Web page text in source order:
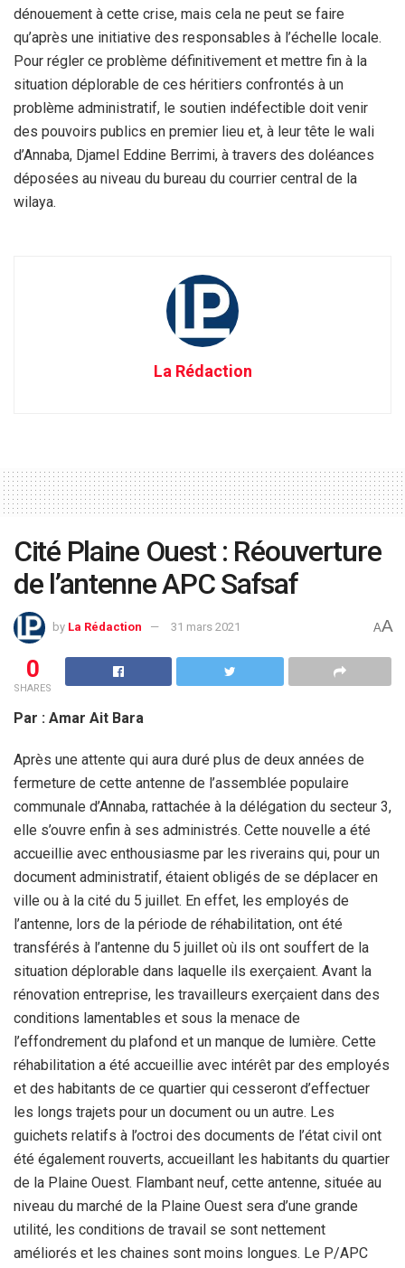
dénouement à cette crise, mais cela ne peut se faire
qu’après une initiative des responsables à l’échelle locale.
Pour régler ce problème définitivement et mettre fin à la
situation déplorable de ces héritiers confrontés à un
problème administratif, le soutien indéfectible doit venir
des pouvoirs publics en premier lieu et, à leur tête le wali
d’Annaba, Djamel Eddine Berrimi, à travers des doléances
déposées au niveau du bureau du courrier central de la
wilaya.
La Rédaction
Cité Plaine Ouest : Réouverture
de l’antenne APC Safsaf
by La Rédaction 31 mars 2021 AA
0
SHARES
Par : Amar Ait Bara
Après une attente qui aura duré plus de deux années de
fermeture de cette antenne de l’assemblée populaire
communale d’Annaba, rattachée à la délégation du secteur 3,
elle s’ouvre enfin à ses administrés. Cette nouvelle a été
accueillie avec enthousiasme par les riverains qui, pour un
document administratif, étaient obligés de se déplacer en
ville ou à la cité du 5 juillet. En effet, les employés de
l’antenne, lors de la période de réhabilitation, ont été
transférés à l’antenne du 5 juillet où ils ont souffert de la
situation déplorable dans laquelle ils exerçaient. Avant la
rénovation entreprise, les travailleurs exerçaient dans des
conditions lamentables et sous la menace de
l’effondrement du plafond et un manque de lumière. Cette
réhabilitation a été accueillie avec intérêt par des employés
et des habitants de ce quartier qui cesseront d’effectuer
les longs trajets pour un document ou un autre. Les
guichets relatifs à l’octroi des documents de l’état civil ont
été également rouverts, accueillant les habitants du quartier
de la Plaine Ouest. Flambant neuf, cette antenne, située au
niveau du marché de la Plaine Ouest sera d’une grande
utilité, les conditions de travail se sont nettement
améliorés et les chaines sont moins longues. Le P/APC